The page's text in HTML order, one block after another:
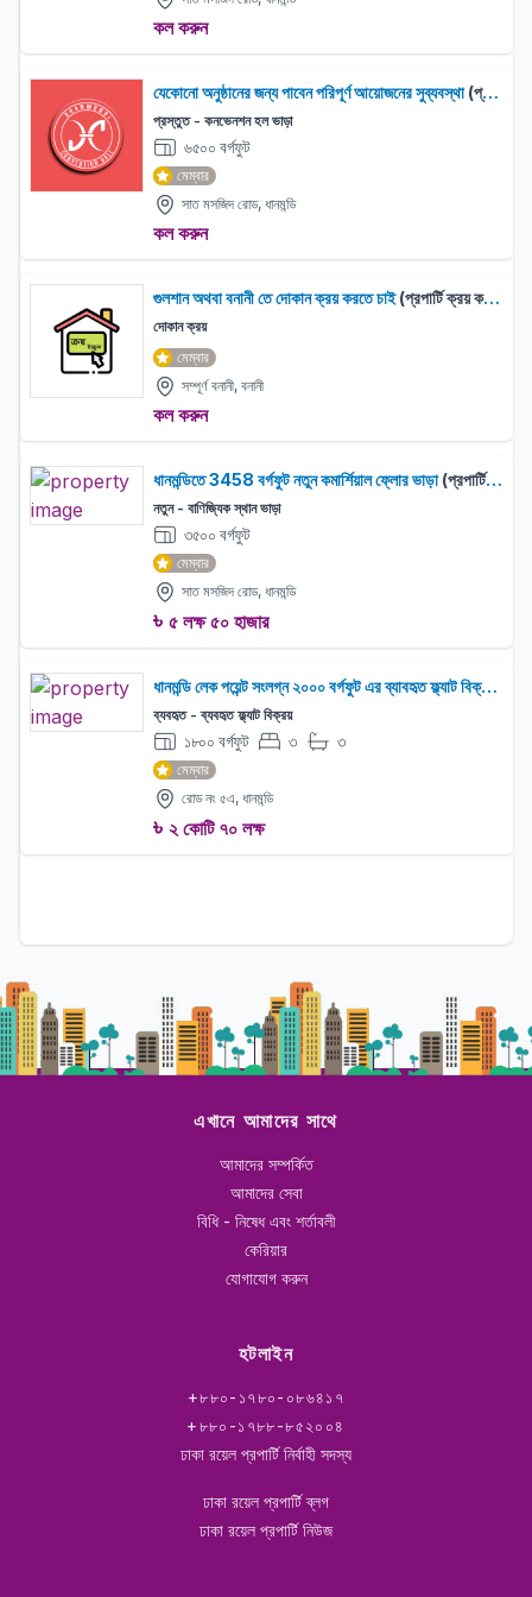
কল করুন
যেকোনো অনুষ্ঠানের জন্য পাবেন পরিপূর্ণ আয়োজনের সুব্যবস্থা(প্রপার্টি ভাড়া)
প্রস্তুত - কনভেনশন হল ভাড়া
৬৫০০ বর্গফুট
মেম্বার
সাত মসজিদ রোড, ধানমন্ডি
কল করুন
গুলশান অথবা বনানী তে দোকান ক্রয় করতে চাই(প্রপার্টি ক্রয় করিতে ইচ্ছুক)
দোকান ক্রয়
মেম্বার
সম্পূর্ণ বনানী, বনানী
কল করুন
ধানমন্ডিতে 3458 বর্গফুট নতুন কমার্শিয়াল ফ্লোর ভাড়া(প্রপার্টি ভাড়া)
নতুন - বাণিজ্যিক স্থান ভাড়া
৩৫০০ বর্গফুট
মেম্বার
সাত মসজিদ রোড, ধানমন্ডি
৳ ৫ লক্ষ ৫০ হাজার
ধানমন্ডি লেক পয়েন্ট সংলগ্ন ২০০০ বর্গফুট এর ব্যাবহৃত ফ্ল্যাট বিক্রয়
ব্যবহৃত - ব্যবহৃত ফ্ল্যাট বিক্রয়
১৮০০ বর্গফুট বেড: ৩ বাথরুম:৩
মেম্বার
রোড নং ৫এ, ধানমন্ডি
৳ ২ কোটি ৭০ লক্ষ
এখানে আমাদের সাথে
আমাদের সম্পর্কিত
আমাদের সেবা
বিধি - নিষেধ এবং শর্তাবলী
কেরিয়ার
যোগাযোগ করুন
হটলাইন
+৮৮০-১৭৮০-০৮৬৪১৭
+৮৮০-১৭৮৮-৮৫২০০৪
ঢাকা রয়েল প্রপার্টি নির্বাহী সদস্য
ঢাকা রয়েল প্রপার্টি ব্লগ
ঢাকা রয়েল প্রপার্টি নিউজ